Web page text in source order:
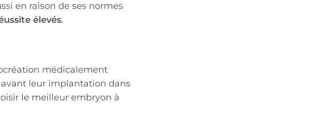
en raison de ses normes
élevés.
médicalement
leur implantation dans
le meilleur embryon à